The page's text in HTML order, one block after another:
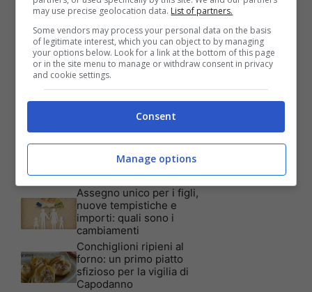
Articoli recenti
Assicurazione auto: ecco le
garanzie accessorie più
richieste dagli italiani
Test Visivo: Quanti Cani
vedi nella foto? Hai 30
secondi per essere un
genio!
Batterie al sale marino: 4
volte la capacità di quelle al
litio
è imperdibile: a quali utenti
è rivolta
Assegno unico per i figli,
nuove tempistiche e
importi: quali sono i
cambiamenti
Conchiglioni ripieni al
forno: un primo piatto
sfizioso per la vigilia di
Capodanno
may use precise geolocation data. List of partners.
Some vendors may process your personal data on the basis
of legitimate interest, which you can object to by managing
your options below. Look for a link at the bottom of this page
or in the site menu to manage or withdraw consent in privacy
and cookie settings.
Consent
Manage options